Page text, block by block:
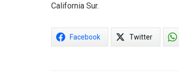
California Sur.
Facebook Twitter